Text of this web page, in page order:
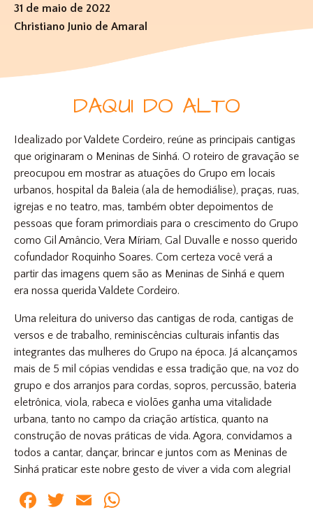
31 de maio de 2022
Christiano Junio de Amaral
DAQUI DO ALTO
Idealizado por Valdete Cordeiro, reúne as principais cantigas
que originaram o Meninas de Sinhá. O roteiro de gravação se
preocupou em mostrar as atuações do Grupo em locais
urbanos, hospital da Baleia (ala de hemodiálise), praças, ruas,
igrejas e no teatro, mas, também obter depoimentos de
pessoas que foram primordiais para o crescimento do Grupo
como Gil Amâncio, Vera Míriam, Gal Duvalle e nosso querido
cofundador Roquinho Soares. Com certeza você verá a
partir das imagens quem são as Meninas de Sinhá e quem
era nossa querida Valdete Cordeiro.
Uma releitura do universo das cantigas de roda, cantigas de
versos e de trabalho, reminiscências culturais infantis das
integrantes das mulheres do Grupo na época. Já alcançamos
mais de 5 mil cópias vendidas e essa tradição que, na voz do
grupo e dos arranjos para cordas, sopros, percussão, bateria
eletrônica, viola, rabeca e violões ganha uma vitalidade
urbana, tanto no campo da criação artística, quanto na
construção de novas práticas de vida. Agora, convidamos a
todos a cantar, dançar, brincar e juntos com as Meninas de
Sinhá praticar este nobre gesto de viver a vida com alegria!
Facebook
Twitter
Email